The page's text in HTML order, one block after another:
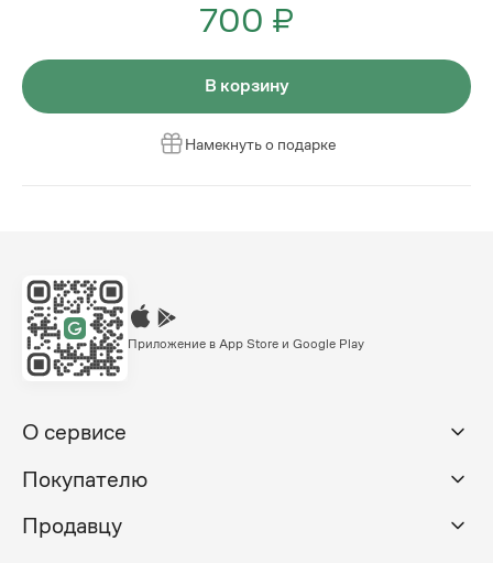
700 ₽
В корзину
Намекнуть о подарке
Приложение в App Store и Google Play
О сервисе
Покупателю
Продавцу